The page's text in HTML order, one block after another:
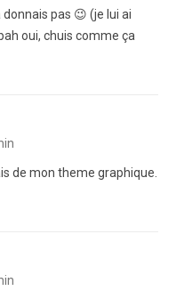
donnais pas 😉 (je lui ai
oui, chuis comme ça
de mon theme graphique.